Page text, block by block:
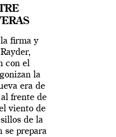
firma y
con el
la
era de
frente de
viento de
de la
se prepara